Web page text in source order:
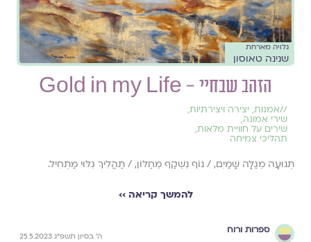
גלויה מארחת
שנינה טאוסון
הזהב שבחיי – Gold in my Life
//אמנות, יצירה ויצירתיות,
שירי אמונה,
שירים על חוויית מלאות,
תהליכי צמיחה
תְּנוּעָה מְגַלָּה שָׁמַיִם, / נוֹף נִשְׁקַף מֵחַלּוֹן, / תַּהֲלִיךְ גִּלּוּי מַתְחִיל.
להמשך קריאה ››
ספרות ורוח
ה׳ בסיון תשפ״ג 25.5.2023